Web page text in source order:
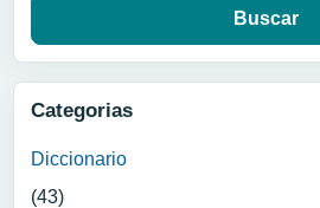
Categorias
Diccionario
(43)